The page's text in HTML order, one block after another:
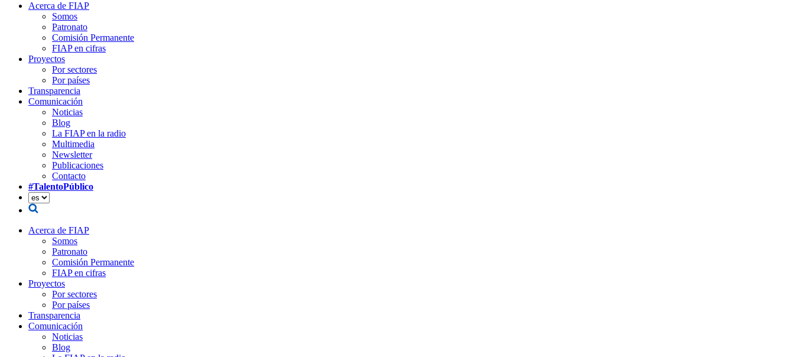
Acerca de FIAP
Somos
Patronato
Comisión Permanente
FIAP en cifras
Proyectos
Por sectores
Por países
Transparencia
Comunicación
Noticias
Blog
La FIAP en la radio
Multimedia
Newsletter
Publicaciones
Contacto
#TalentoPúblico
Acerca de FIAP
Somos
Patronato
Comisión Permanente
FIAP en cifras
Proyectos
Por sectores
Por países
Transparencia
Comunicación
Noticias
Blog